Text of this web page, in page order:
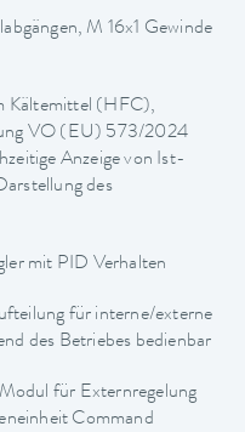
M 16x1 Gewinde
Kältemittel (HFC),
VO (EU) 573/2024
Anzeige von Ist-
des
mit PID Verhalten
für interne/externe
des Betriebes bedienbar
für Externregelung
Command